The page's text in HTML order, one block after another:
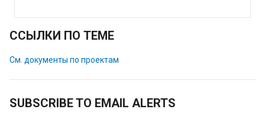
ССЫЛКИ ПО ТЕМЕ
См. документы по проектам
SUBSCRIBE TO EMAIL ALERTS